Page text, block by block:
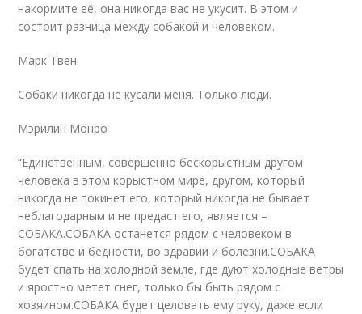
накормите её, она никогда вас не укусит. В этом и
состоит разница между собакой и человеком.
Марк Твен
Собаки никогда не кусали меня. Только люди.
Мэрилин Монро
“Единственным, совершенно бескорыстным другом
человека в этом корыстном мире, другом, который
никогда не покинет его, который никогда не бывает
неблагодарным и не предаст его, является –
СОБАКА.СОБАКА останется рядом с человеком в
богатстве и бедности, во здравии и болезни.СОБАКА
будет спать на холодной земле, где дуют холодные ветры
и яростно метет снег, только бы быть рядом с
хозяином.СОБАКА будет целовать ему руку, даже если